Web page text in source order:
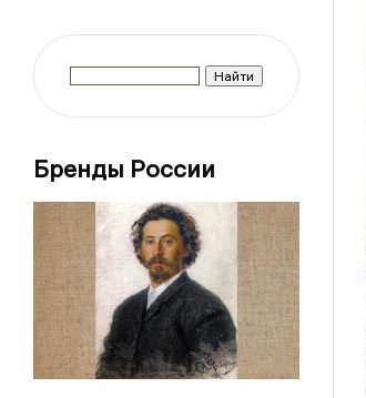
Бренды России